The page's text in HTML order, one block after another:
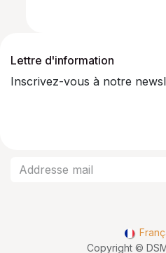
Lettre d'information
Inscrivez-vous à notre
Copyright ©